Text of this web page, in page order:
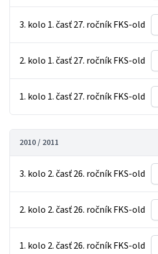
3. kolo 1. časť 27. ročník FKS-old
2. kolo 1. časť 27. ročník FKS-old
1. kolo 1. časť 27. ročník FKS-old
2010 / 2011
3. kolo 2. časť 26. ročník FKS-old
2. kolo 2. časť 26. ročník FKS-old
1. kolo 2. časť 26. ročník FKS-old